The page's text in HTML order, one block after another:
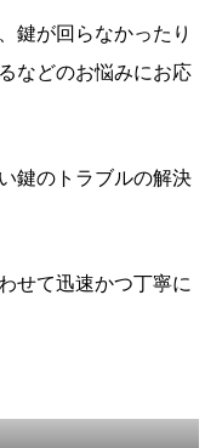
鍵が回らなかったり
などのお悩みにお応
鍵のトラブルの解決
せて迅速かつ丁寧に